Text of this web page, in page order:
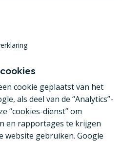
cookie geplaatst van het
als deel van de “Analytics”-
“cookies-dienst” om
en rapportages te krijgen
website gebruiken. Google